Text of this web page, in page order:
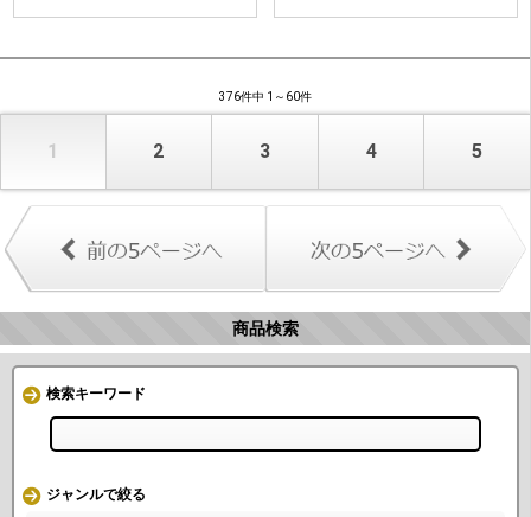
376件中 1～60件
1 2 3 4 5
商品検索
検索キーワード
ジャンルで絞る